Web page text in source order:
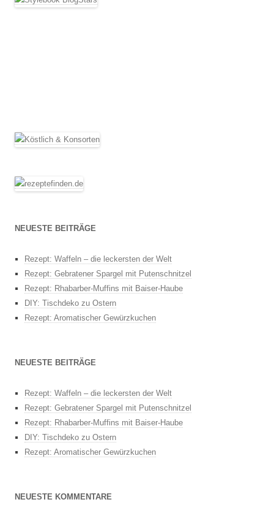
NEUESTE BEITRÄGE
Rezept: Waffeln – die leckersten der Welt
Rezept: Gebratener Spargel mit Putenschnitzel
Rezept: Rhabarber-Muffins mit Baiser-Haube
DIY: Tischdeko zu Ostern
Rezept: Aromatischer Gewürzkuchen
NEUESTE BEITRÄGE
Rezept: Waffeln – die leckersten der Welt
Rezept: Gebratener Spargel mit Putenschnitzel
Rezept: Rhabarber-Muffins mit Baiser-Haube
DIY: Tischdeko zu Ostern
Rezept: Aromatischer Gewürzkuchen
NEUESTE KOMMENTARE